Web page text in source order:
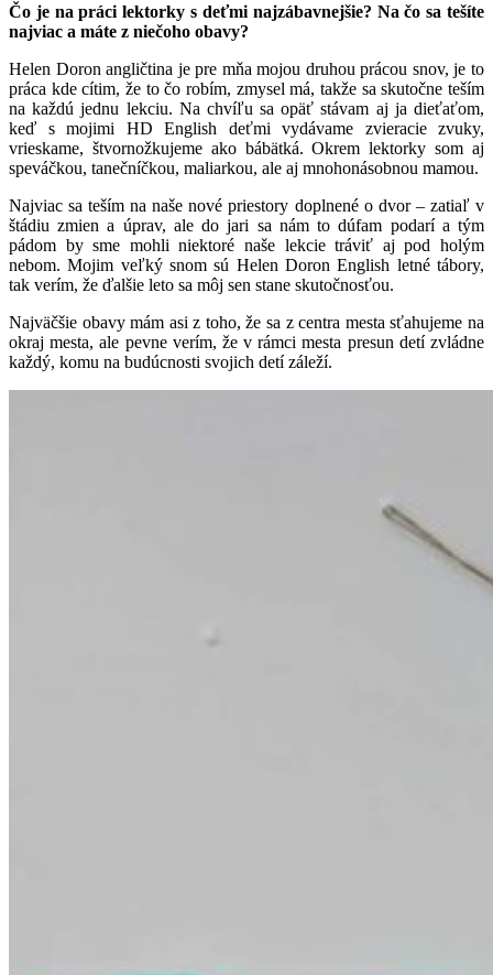
Čo je na práci lektorky s deťmi najzábavnejšie? Na čo sa tešíte
najviac a máte z niečoho obavy?
Helen Doron angličtina je pre mňa mojou druhou prácou snov, je to
práca kde cítim, že to čo robím, zmysel má, takže sa skutočne teším
na každú jednu lekciu. Na chvíľu sa opäť stávam aj ja dieťaťom,
keď s mojimi HD English deťmi vydávame zvieracie zvuky,
vrieskame, štvornožkujeme ako bábätká. Okrem lektorky som aj
speváčkou, tanečníčkou, maliarkou, ale aj mnohonásobnou mamou.
Najviac sa teším na naše nové priestory doplnené o dvor – zatiaľ v
štádiu zmien a úprav, ale do jari sa nám to dúfam podarí a tým
pádom by sme mohli niektoré naše lekcie tráviť aj pod holým
nebom. Mojim veľký snom sú Helen Doron English letné tábory,
tak verím, že ďalšie leto sa môj sen stane skutočnosťou.
Najväčšie obavy mám asi z toho, že sa z centra mesta sťahujeme na
okraj mesta, ale pevne verím, že v rámci mesta presun detí zvládne
každý, komu na budúcnosti svojich detí záleží.